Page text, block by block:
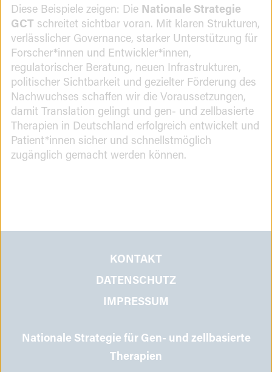
Diese Beispiele zeigen: Die Nationale Strategie
GCT schreitet sichtbar voran. Mit klaren Strukturen,
verlässlicher Governance, starker Unterstützung für
Forscher*innen und Entwickler*innen,
regulatorischer Beratung, neuen Infrastrukturen,
politischer Sichtbarkeit und gezielter Förderung des
Nachwuchses schaffen wir die Voraussetzungen,
damit Translation gelingt und gen- und zellbasierte
Therapien in Deutschland erfolgreich entwickelt und
Patient*innen sicher und schnellstmöglich
zugänglich gemacht werden können.
KONTAKT
DATENSCHUTZ
IMPRESSUM
Nationale Strategie für Gen- und zellbasierte
Therapien